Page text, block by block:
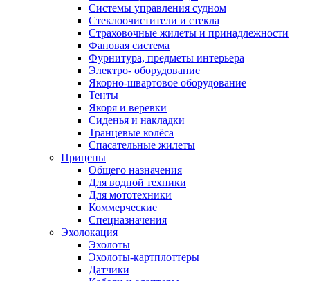
Системы управления судном
Стеклоочистители и стекла
Страховочные жилеты и принадлежности
Фановая система
Фурнитура, предметы интерьера
Электро- оборудование
Якорно-швартовое оборудование
Тенты
Якоря и веревки
Сиденья и накладки
Транцевые колёса
Спасательные жилеты
Прицепы
Общего назначения
Для водной техники
Для мототехники
Коммерческие
Спецназначения
Эхолокация
Эхолоты
Эхолоты-картплоттеры
Датчики